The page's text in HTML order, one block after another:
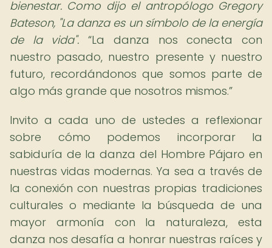
bienestar. Como dijo el antropólogo Gregory
Bateson, "La danza es un símbolo de la energía
de la vida".
La danza nos conecta con
nuestro pasado, nuestro presente y nuestro
futuro, recordándonos que somos parte de
algo más grande que nosotros mismos.
Invito a cada uno de ustedes a reflexionar
sobre cómo podemos incorporar la
sabiduría de la danza del Hombre Pájaro en
nuestras vidas modernas. Ya sea a través de
la conexión con nuestras propias tradiciones
culturales o mediante la búsqueda de una
mayor armonía con la naturaleza, esta
danza nos desafía a honrar nuestras raíces y